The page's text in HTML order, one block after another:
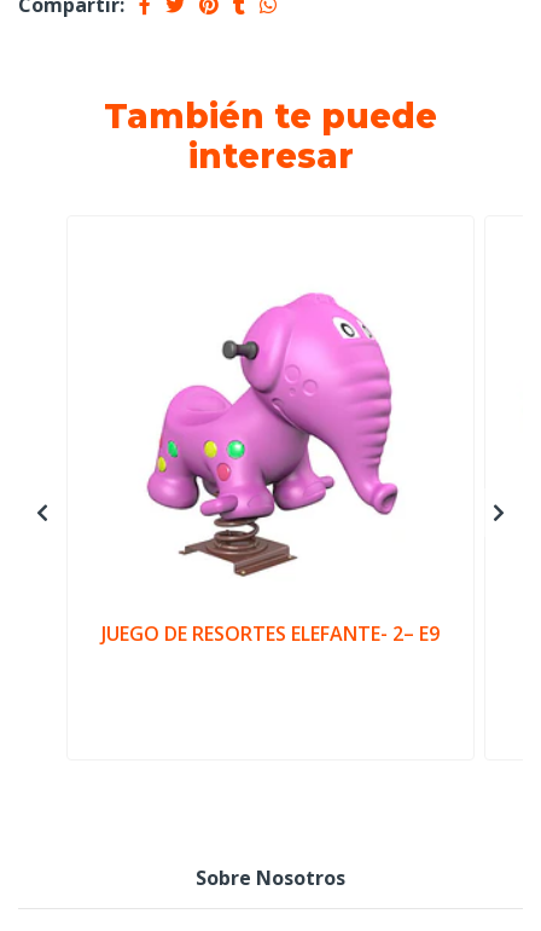
También te puede
interesar
JUEGO DE RESORTES ELEFANTE- 2– E9
Sobre Nosotros